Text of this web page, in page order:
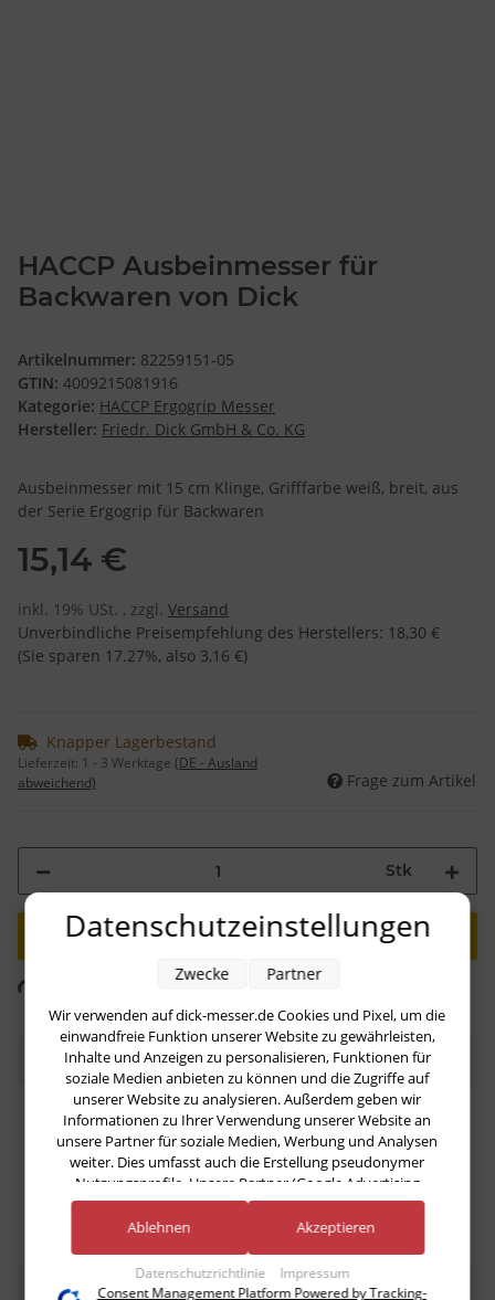
Datenschutzeinstellungen
Wir verwenden auf dick-messer.de Cookies und Pixel, um die
einwandfreie Funktion unserer Website zu gewährleisten,
Inhalte und Anzeigen zu personalisieren, Funktionen für
soziale Medien anbieten zu können und die Zugriffe auf
unserer Website zu analysieren. Außerdem geben wir
Informationen zu Ihrer Verwendung unserer Website an
unsere Partner für soziale Medien, Werbung und Analysen
weiter. Dies umfasst auch die Erstellung pseudonymer
Nutzungsprofile. Unsere Partner (Google Advertising
Products) führen diese Informationen möglicherweise mit
weiteren Daten zusammen, die Sie ihnen bereitgestellt haben
im Rahmen Ihrer Nutzung der Dienste gesammelt haben
(bspw. Nutzungsdaten anderer Geräte). Ihre Einwilligung zur
Datenschutzrichtlinie Impressum
Zwecke Partner
Ablehnen Akzeptieren
Consent Management Platform Powered by Tracking-
HACCP Ausbeinmesser für
Backwaren von Dick
Artikelnummer: 82259151-05
GTIN: 4009215081916
Kategorie: HACCP Ergogrip Messer
Hersteller: Friedr. Dick GmbH & Co. KG
Ausbeinmesser mit 15 cm Klinge, Grifffarbe weiß, breit, aus
der Serie Ergogrip für Backwaren
15,14 €
inkl. 19% USt. , zzgl. Versand
Unverbindliche Preisempfehlung des Herstellers: 18,30 €
(Sie sparen 17.27%, also 3,16 €)
Knapper Lagerbestand
Lieferzeit: 1 - 3 Werktage (DE - Ausland
abweichend)
Frage zum Artikel
Stk
Beschreibung
HACCP Ausbeinmesser mit 15 cm Klinge, Grifffarbe
weiß, breit, aus der Serie Ergogrip für Backwaren
Bewertungen